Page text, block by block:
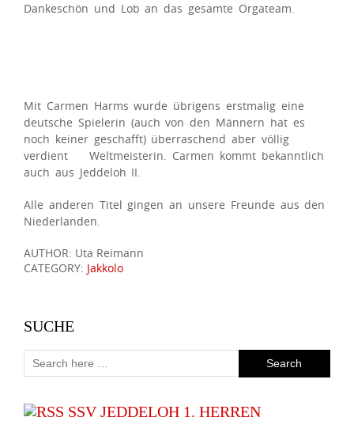
Dankeschön und Lob an das gesamte Orgateam.
Mit Carmen Harms wurde übrigens erstmalig eine
deutsche Spielerin (auch von den Männern hat es
noch keiner geschafft) überraschend aber völlig
verdient Weltmeisterin. Carmen kommt bekanntlich
auch aus Jeddeloh II.
Alle anderen Titel gingen an unsere Freunde aus den
Niederlanden.
AUTHOR: Uta Reimann
CATEGORY: Jakkolo
SUCHE
SSV JEDDELOH 1. HERREN